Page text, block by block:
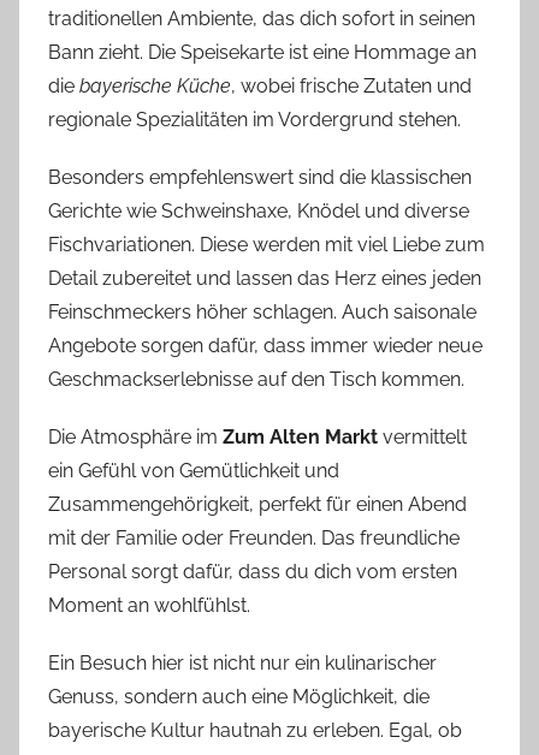
traditionellen Ambiente, das dich sofort in seinen
Bann zieht. Die Speisekarte ist eine Hommage an
die bayerische Küche, wobei frische Zutaten und
regionale Spezialitäten im Vordergrund stehen.
Besonders empfehlenswert sind die klassischen
Gerichte wie Schweinshaxe, Knödel und diverse
Fischvariationen. Diese werden mit viel Liebe zum
Detail zubereitet und lassen das Herz eines jeden
Feinschmeckers höher schlagen. Auch saisonale
Angebote sorgen dafür, dass immer wieder neue
Geschmackserlebnisse auf den Tisch kommen.
Die Atmosphäre im Zum Alten Markt vermittelt
ein Gefühl von Gemütlichkeit und
Zusammengehörigkeit, perfekt für einen Abend
mit der Familie oder Freunden. Das freundliche
Personal sorgt dafür, dass du dich vom ersten
Moment an wohlfühlst.
Ein Besuch hier ist nicht nur ein kulinarischer
Genuss, sondern auch eine Möglichkeit, die
bayerische Kultur hautnah zu erleben. Egal, ob